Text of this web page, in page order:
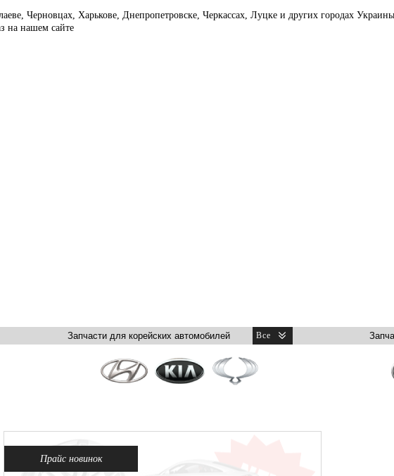
Черновцах, Харькове, Днепропетровске, Черкассах, Луцке и других городах
на нашем сайте
Прайс новинок